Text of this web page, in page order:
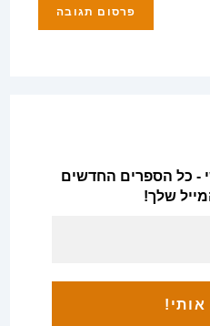
- כל הספרים החדשים
שלך!